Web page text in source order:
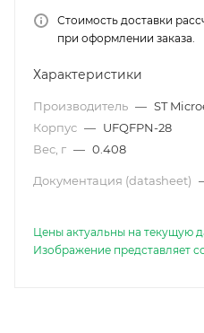
Стоимость доставки
при оформлении заказа.
Характеристики
Производитель — ST
Корпус — UFQFPN-28
Вес, г — 0.408
Документация (datasheet)
Цены актуальны на текущую
Изображение представляет